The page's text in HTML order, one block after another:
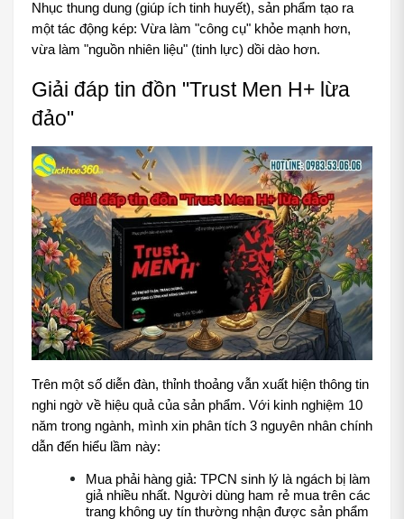
Nhục thung dung (giúp ích tinh huyết), sản phẩm tạo ra
một tác động kép: Vừa làm "công cụ" khỏe mạnh hơn,
vừa làm "nguồn nhiên liệu" (tinh lực) dồi dào hơn.
Giải đáp tin đồn "Trust Men H+ lừa
đảo"
Trên một số diễn đàn, thỉnh thoảng vẫn xuất hiện thông tin
nghi ngờ về hiệu quả của sản phẩm. Với kinh nghiệm 10
năm trong ngành, mình xin phân tích 3 nguyên nhân chính
dẫn đến hiểu lầm này:
Mua phải hàng giả: TPCN sinh lý là ngách bị làm
giả nhiều nhất. Người dùng ham rẻ mua trên các
trang không uy tín thường nhận được sản phẩm